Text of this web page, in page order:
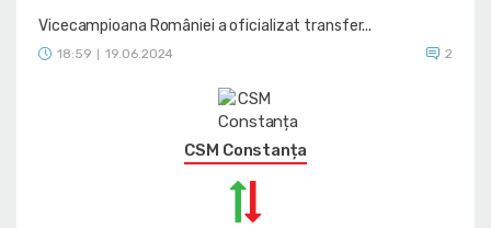
Vicecampioana României a oficializat transfer...
18:59 19.06.2024 2
CSM Constanța